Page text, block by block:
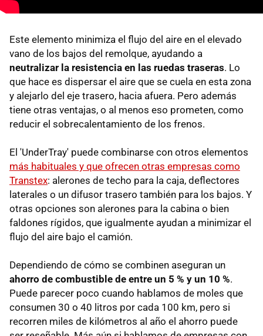
Este elemento minimiza el flujo del aire en el elevado
vano de los bajos del remolque, ayudando a
neutralizar la resistencia en las ruedas traseras. Lo
que hace es dispersar el aire que se cuela en esta zona
y alejarlo del eje trasero, hacia afuera. Pero además
tiene otras ventajas, o al menos eso prometen, como
reducir el sobrecalentamiento de los frenos.
El 'UnderTray' puede combinarse con otros elementos
más habituales y que ofrecen otras empresas como
Transtex: alerones de techo para la caja, deflectores
laterales o un difusor trasero también para los bajos. Y
otras opciones son alerones para la cabina o bien
faldones rígidos, que igualmente ayudan a minimizar el
flujo del aire bajo el camión.
Dependiendo de cómo se combinen aseguran un
ahorro de combustible de entre un 5 % y un 10 %.
Puede parecer poco cuando hablamos de moles que
consumen 30 o 40 litros por cada 100 km, pero si
recorren miles de kilómetros al año el ahorro puede